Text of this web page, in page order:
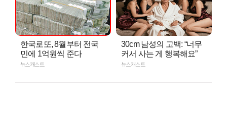
한국로또, 8월부터 전국
민에 1억원씩 준다
뉴스캐스트
30cm 남성의 고백: “너무
커서 사는 게 행복해요”
뉴스캐스트